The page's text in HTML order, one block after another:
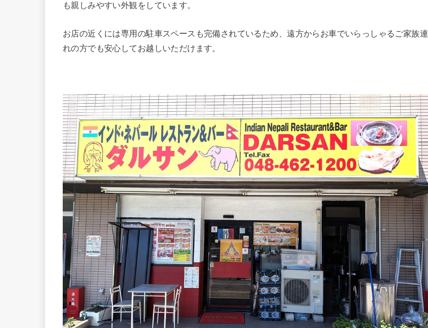
も親しみやすい外観をしています。
お店の近くには専用の駐車スペースも完備されているため、遠方からお車でいらっしゃるご家族連
れの方でも安心してお越しいただけます。